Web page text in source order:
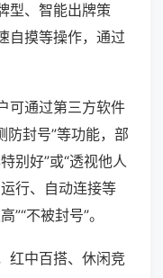
型、智能出牌策
自摸等操作，通过
可通过第三方软件
防封号”等功能，部
别好”或“透视他人
行、自动连接等
不被封号”。
红中百搭、休闲竞